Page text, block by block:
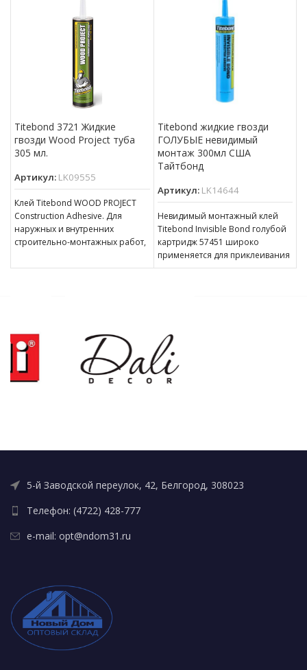
Тitebond 3721 Жидкие
гвозди Wood Project туба
305 мл.
Артикул: LK09555
Клей Titebond WOOD PROJECT
Construction Adhesive. Для
наружных и внутренних
строительно-монтажных работ,
горизонтальных поверхностей.
Тitebond жидкие гвозди
ГОЛУБЫЕ невидимый
монтаж 300мл США
Тайтбонд
Артикул: LK14644
Невидимый монтажный клей
Titebond Invisible Bond голубой
картридж 57451 широко
применяется для приклеивания
нетяжелых элементов декора,
5-й Заводской переулок, 42, Белгород, 308023
Телефон: (4722) 428-777
e-mail: opt@ndom31.ru